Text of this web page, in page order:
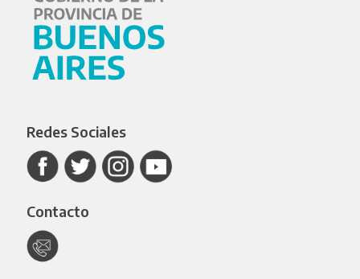
Redes Sociales
Contacto